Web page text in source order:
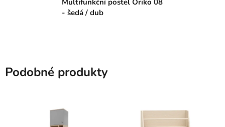
- šedá / dub
Podobné produkty